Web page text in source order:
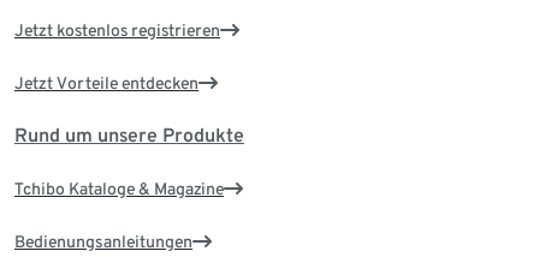
Jetzt kostenlos registrieren
Jetzt Vorteile entdecken
Rund um unsere Produkte
Tchibo Kataloge & Magazine
Bedienungsanleitungen